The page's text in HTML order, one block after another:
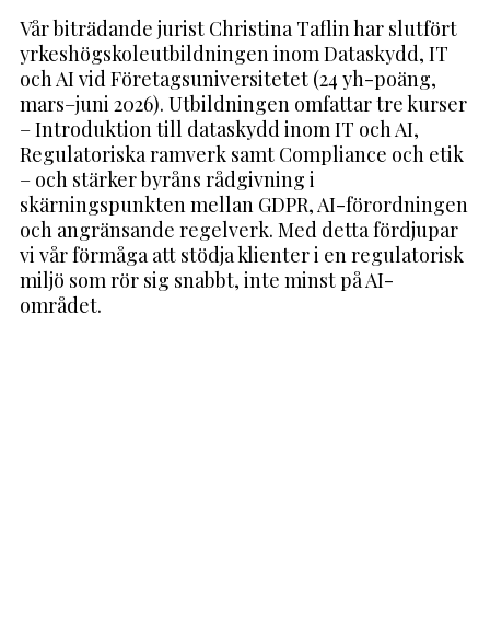
Vår biträdande jurist Christina Taflin har slutfört
yrkeshögskoleutbildningen inom Dataskydd, IT
och AI vid Företagsuniversitetet (24 yh-poäng,
mars–juni 2026). Utbildningen omfattar tre kurser
– Introduktion till dataskydd inom IT och AI,
Regulatoriska ramverk samt Compliance och etik
– och stärker byråns rådgivning i
skärningspunkten mellan GDPR, AI-förordningen
och angränsande regelverk. Med detta fördjupar
vi vår förmåga att stödja klienter i en regulatorisk
miljö som rör sig snabbt, inte minst på AI-
området.